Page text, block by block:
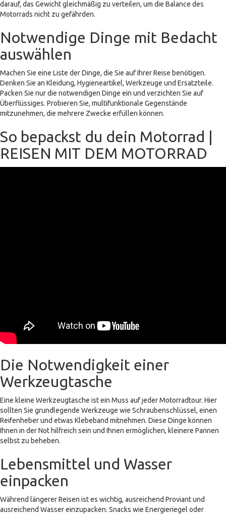
darauf, das Gewicht gleichmäßig zu verteilen, um die Balance des
Motorrads nicht zu gefährden.
Notwendige Dinge mit Bedacht
auswählen
Machen Sie eine Liste der Dinge, die Sie auf Ihrer Reise benötigen.
Denken Sie an Kleidung, Hygieneartikel, Werkzeuge und Ersatzteile.
Packen Sie nur die notwendigen Dinge ein und verzichten Sie auf
Überflüssiges. Probieren Sie, multifunktionale Gegenstände
mitzunehmen, die mehrere Zwecke erfüllen können.
So bepackst du dein Motorrad |
REISEN MIT DEM MOTORRAD
Die Notwendigkeit einer
Werkzeugtasche
Eine kleine Werkzeugtasche ist ein Muss auf jeder Motorradtour. Hier
sollten Sie grundlegende Werkzeuge wie Schraubenschlüssel, einen
Reifenheber und etwas Klebeband mitnehmen. Diese Dinge können
Ihnen in der Not hilfreich sein und Ihnen ermöglichen, kleinere Pannen
selbst zu beheben.
Lebensmittel und Wasser
einpacken
Während längerer Reisen ist es wichtig, ausreichend Proviant und
ausreichend Wasser einzupacken. Snacks wie Energieriegel oder